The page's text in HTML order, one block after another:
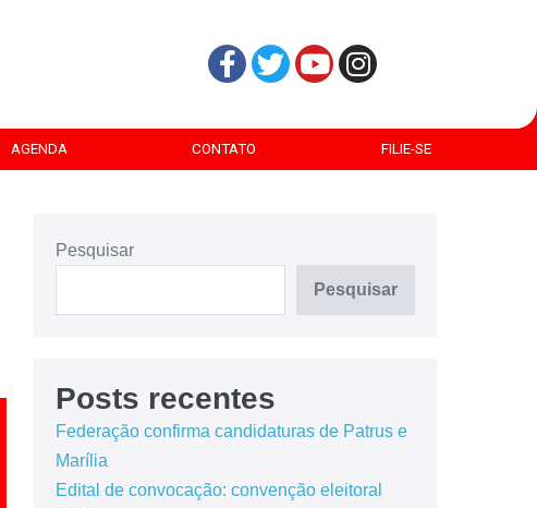
AGENDA CONTATO FILIE-SE
Pesquisar
Pesquisar
Posts recentes
Federação confirma candidaturas de Patrus e
Marília
Edital de convocação: convenção eleitoral